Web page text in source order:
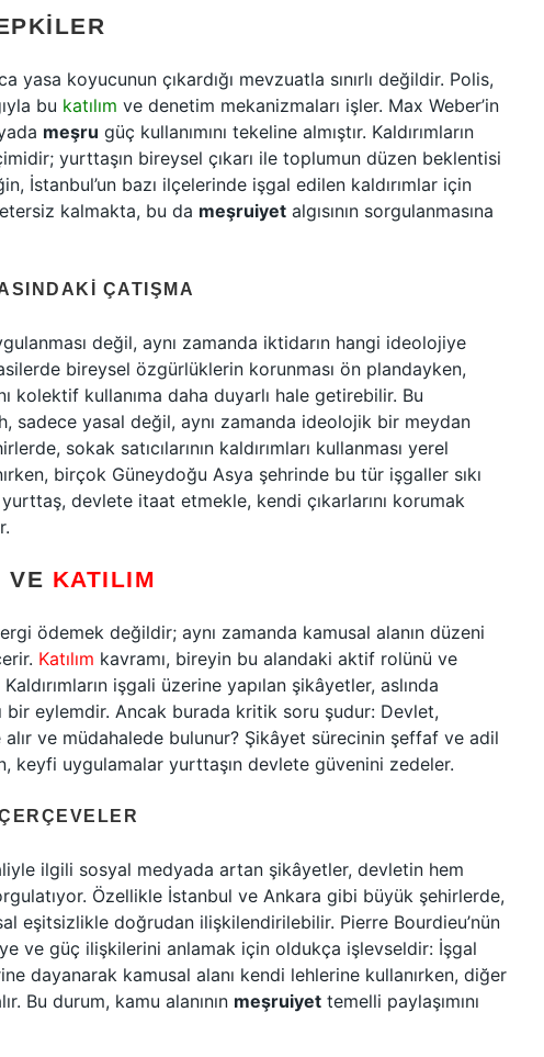
yasa koyucunun çıkardığı mevzuatla sınırlı değildir. Polis,
bu katılım ve denetim mekanizmaları işler. Max Weber’in
meşru güç kullanımını tekeline almıştır. Kaldırımların
yurttaşın bireysel çıkarı ile toplumun düzen beklentisi
İstanbul’un bazı ilçelerinde işgal edilen kaldırımlar için
kalmakta, bu da meşruiyet algısının sorgulanmasına
ÇATIŞMA
değil, aynı zamanda iktidarın hangi ideolojiye
bireysel özgürlüklerin korunması ön plandayken,
kolektif kullanıma daha duyarlı hale getirebilir. Bu
sadece yasal değil, aynı zamanda ideolojik bir meydan
sokak satıcılarının kaldırımları kullanması yerel
birçok Güneydoğu Asya şehrinde bu tür işgaller sıkı
devlete itaat etmekle, kendi çıkarlarını korumak
VE KATILIM
ödemek değildir; aynı zamanda kamusal alanın düzeni
Katılım kavramı, bireyin bu alandaki aktif rolünü ve
işgali üzerine yapılan şikâyetler, aslında
bir eylemdir. Ancak burada kritik soru şudur: Devlet,
ve müdahalede bulunur? Şikâyet sürecinin şeffaf ve adil
keyfi uygulamalar yurttaşın devlete güvenini zedeler.
ilgili sosyal medyada artan şikâyetler, devletin hem
Özellikle İstanbul ve Ankara gibi büyük şehirlerde,
eşitsizlikle doğrudan ilişkilendirilebilir. Pierre Bourdieu’nün
ve güç ilişkilerini anlamak için oldukça işlevseldir: İşgal
dayanarak kamusal alanı kendi lehlerine kullanırken, diğer
Bu durum, kamu alanının meşruiyet temelli paylaşımını